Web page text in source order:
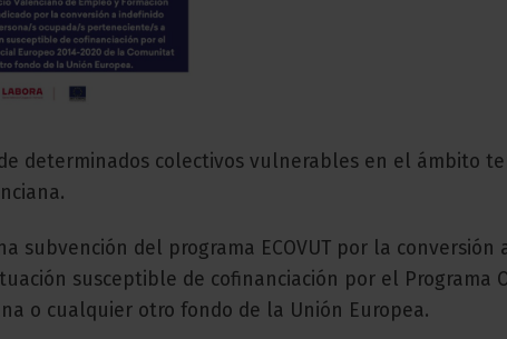
determinados colectivos vulnerables en el ámbito
subvención del programa ECOVUT por la
susceptible de cofinanciación por el Programa
o cualquier otro fondo de la Unión Europea.